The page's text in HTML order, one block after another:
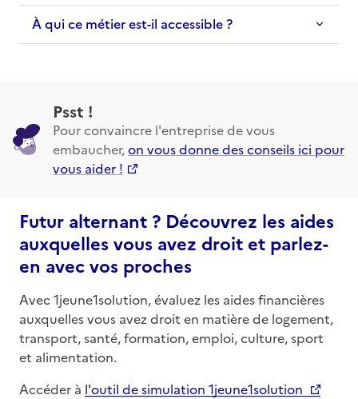
À qui ce métier est-il accessible ?
Psst !
Pour convaincre l'entreprise de vous
embaucher,on vous donne des conseils ici pour
vous aider !
Futur alternant ? Découvrez les aides
auxquelles vous avez droit et parlez-
en avec vos proches
Avec 1jeune1solution, évaluez les aides financières
auxquelles vous avez droit en matière de logement,
transport, santé, formation, emploi, culture, sport
et alimentation.
Accéder à l'outil de simulation 1jeune1solution